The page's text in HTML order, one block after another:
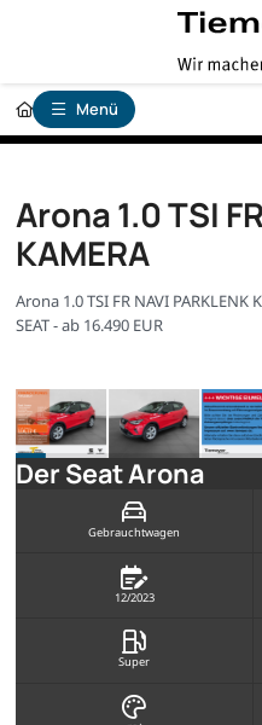
Menü
Arona 1.0 TSI
KAMERA
Arona 1.0 TSI FR NAVI
SEAT - ab 16.490 EUR
Der Seat Arona
Gebrauchtwagen
12/2023
Super